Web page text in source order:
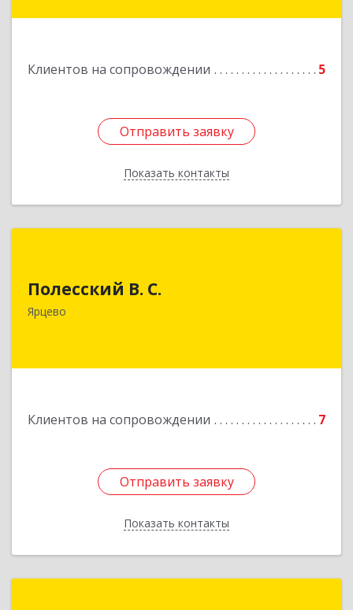
Клиентов на сопровождении 5
Отправить заявку
Показать контакты
Отправить заявку
Назад
Полесский В. С.
Ярцево
Клиентов на сопровождении 7
Отправить заявку
Показать контакты
215800,Смоленская обл. г. Ярцево,
Отправить заявку
Назад